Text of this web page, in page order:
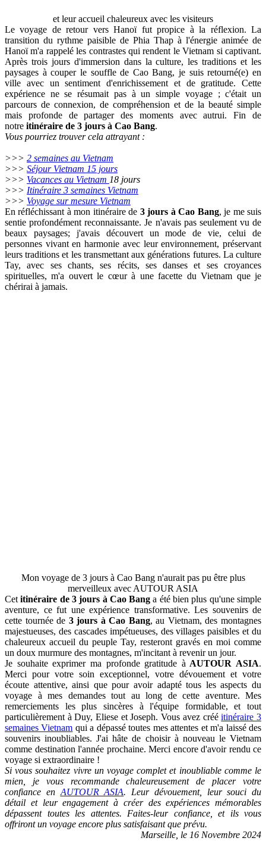
et leur accueil chaleureux avec les visiteurs
Le voyage de retour vers Hanoï fut propice à la réflexion. La
transition du rythme paisible de Phia Thap à l'énergie animée de
Hanoï m'a rappelé les contrastes qui rendent le Vietnam si captivant.
Après trois jours d'immersion dans la culture, les traditions et les
paysages à couper le souffle de Cao Bang, je suis retourné(e) en
ville avec un sentiment d'enrichissement et de gratitude. Cette
expérience ne se résumait pas à un simple voyage ; c'était un
parcours de connexion, de compréhension et de la beauté simple
mais profonde de partager des moments avec autrui. Fin de
notre itinéraire de 3 jours à Cao Bang.
Vous pourriez trouver cela attrayant :
>>> 2 semaines au Vietnam
>>> Séjour Vietnam 15 jours
>>> Vacances au Vietnam 18 jours
>>> Itinéraire 3 semaines Vietnam
>>> Voyage sur mesure Vietnam
En réfléchissant à mon itinéraire de 3 jours à Cao Bang, je me suis
sentie profondément reconnaissante. Je n'avais pas seulement vu de
beaux paysages; j'avais découvert un mode de vie, celui de
personnes vivant en harmonie avec leur environnement, préservant
leurs traditions et les transmettant aux générations futures. La culture
Tay, avec ses chants, ses récits, ses danses et ses croyances
spirituelles, m'a ouvert le cœur à une facette du Vietnam que je
chérirai à jamais.
Mon voyage de 3 jours à Cao Bang n'aurait pas pu être plus
merveilleux avec AUTOUR ASIA
Cetitinéraire de 3 jours à Cao Bang a été bien plus qu'une simple
aventure, ce fut une expérience transformative. Les souvenirs de
cette tournée de 3 jours à Cao Bang, au Vietnam, des montagnes
majestueuses, des cascades impétueuses, des villages paisibles et du
chaleureux accueil du peuple Tay, resteront gravés en moi comme
un doux murmure des montagnes, m'incitant à revenir un jour.
Je souhaite exprimer ma profonde gratitude à AUTOUR ASIA.
Merci pour votre soin exceptionnel, votre dévouement et votre
écoute attentive, ainsi que pour avoir adapté tous les aspects du
voyage à mes demandes tout au long de cette aventure. Mes
remerciements les plus sincères à l'équipe formidable, et tout
particulièrement à Duy, Eliese et Joseph. Vous avez crééitinéraire 3
semaines Vietnam qui a dépassé toutes mes attentes et m'a laissé des
souvenirs inoubliables. J'ai hâte de choisir à nouveau le Vietnam
comme destination l'année prochaine. Merci encore d'avoir rendu ce
voyage si extraordinaire !
Si vous souhaitez vivre un voyage complet et inoubliable comme le
mien, je vous recommande chaleureusement de placer votre
confiance en AUTOUR ASIA. Leur dévouement, leur souci du
détail et leur engagement à créer des expériences mémorables
dépassent toutes les attentes. Faites-leur confiance, et ils vous
offriront un voyage encore plus satisfaisant que prévu.
Marseille, le 16 Novembre 2024